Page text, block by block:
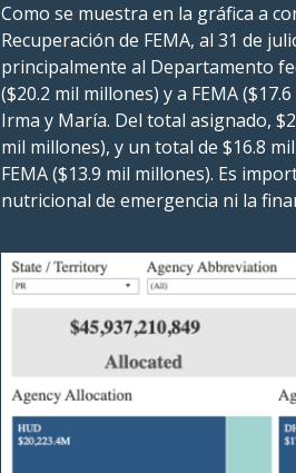
Como se muestra en la gráfica a
Recuperación de FEMA, al 31 de
principalmente al Departamento
($20.2 mil millones) y a FEMA
Irma y María. Del total asignado,
mil millones), y un total de $16.8
FEMA ($13.9 mil millones). Es
nutricional de emergencia ni la